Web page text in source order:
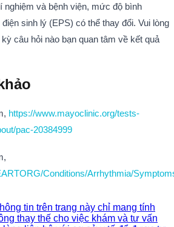
nghiệm và bệnh viện, mức độ bình
sinh lý (EPS) có thể thay đổi. Vui lòng
câu hỏi nào bạn quan tâm về kết quả
https://www.mayoclinic.org/tests-
pac-20384999
Conditions/Arrhythmia/
tin trên trang này chỉ mang tính
thay thế cho việc khám và tư vấn